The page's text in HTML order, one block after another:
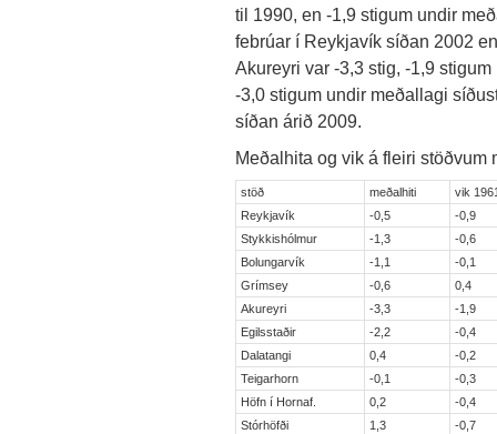
til 1990, en -1,9 stigum undir
febrúar í Reykjavík síðan 2002
Akureyri var -3,3 stig, -1,9
-3,0 stigum undir meðallagi
síðan árið 2009.
Meðalhita og vik á fleiri stöðvum
stöð meðalhiti
vik
Reykjavík
-0,5
-0,9
Stykkishólmur
-1,3
-0,6
Bolungarvík
-1,1
-0,1
Grímsey
-0,6
0,4
Akureyri
-3,3
-1,9
Egilsstaðir
-2,2
-0,4
Dalatangi
0,4
-0,2
Teigarhorn
-0,1
-0,3
Höfn í Hornaf.
0,2
-0,4
Stórhöfði
1,3
-0,7